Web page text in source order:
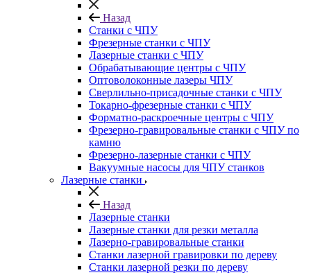
Назад
Станки с ЧПУ
Фрезерные станки с ЧПУ
Лазерные станки с ЧПУ
Обрабатывающие центры с ЧПУ
Оптоволоконные лазеры ЧПУ
Сверлильно-присадочные станки с ЧПУ
Токарно-фрезерные станки с ЧПУ
Форматно-раскроечные центры с ЧПУ
Фрезерно-гравировальные станки с ЧПУ по
камню
Фрезерно-лазерные станки с ЧПУ
Вакуумные насосы для ЧПУ станков
Лазерные станки
Назад
Лазерные станки
Лазерные станки для резки металла
Лазерно-гравировальные станки
Станки лазерной гравировки по дереву
Станки лазерной резки по дереву